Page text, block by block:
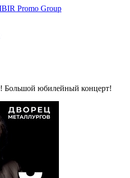
юбилейный концерт!